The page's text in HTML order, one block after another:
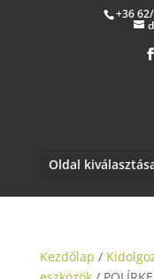
+36
Oldal
Kezdőlap /